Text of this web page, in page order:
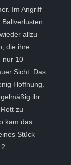
Im Angriff
allzu
die ihre
nur 10
Sicht. Das
Hoffnung.
ihr
zu
kam das
Stück